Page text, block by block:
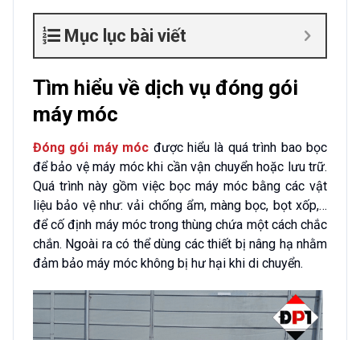
Mục lục bài viết
Tìm hiểu về dịch vụ đóng gói
máy móc
Đóng gói máy móc được hiểu là quá trình bao bọc
để bảo vệ máy móc khi cần vận chuyển hoặc lưu trữ.
Quá trình này gồm việc bọc máy móc bằng các vật
liệu bảo vệ như: vải chống ẩm, màng bọc, bọt xốp,…
để cố định máy móc trong thùng chứa một cách chắc
chắn. Ngoài ra có thể dùng các thiết bị nâng hạ nhằm
đảm bảo máy móc không bị hư hại khi di chuyển.